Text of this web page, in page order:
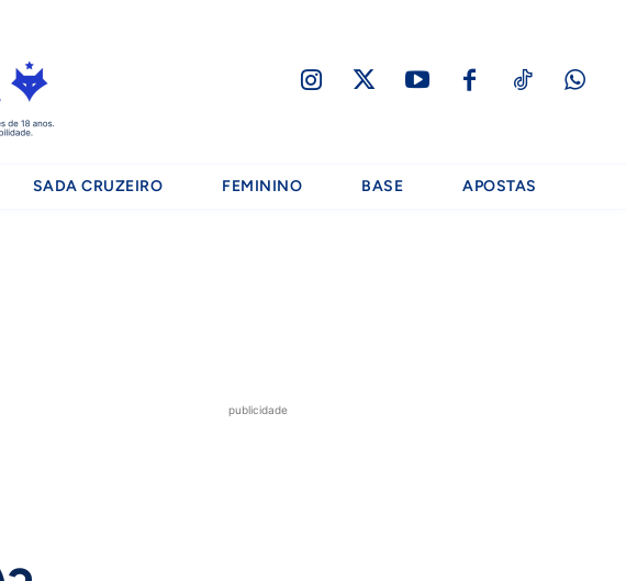
SADA CRUZEIRO FEMININO BASE APOSTAS
publicidade